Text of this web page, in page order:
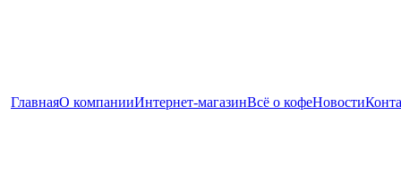
ГлавнаяО компанииИнтернет-магазинВсё о кофеНовости